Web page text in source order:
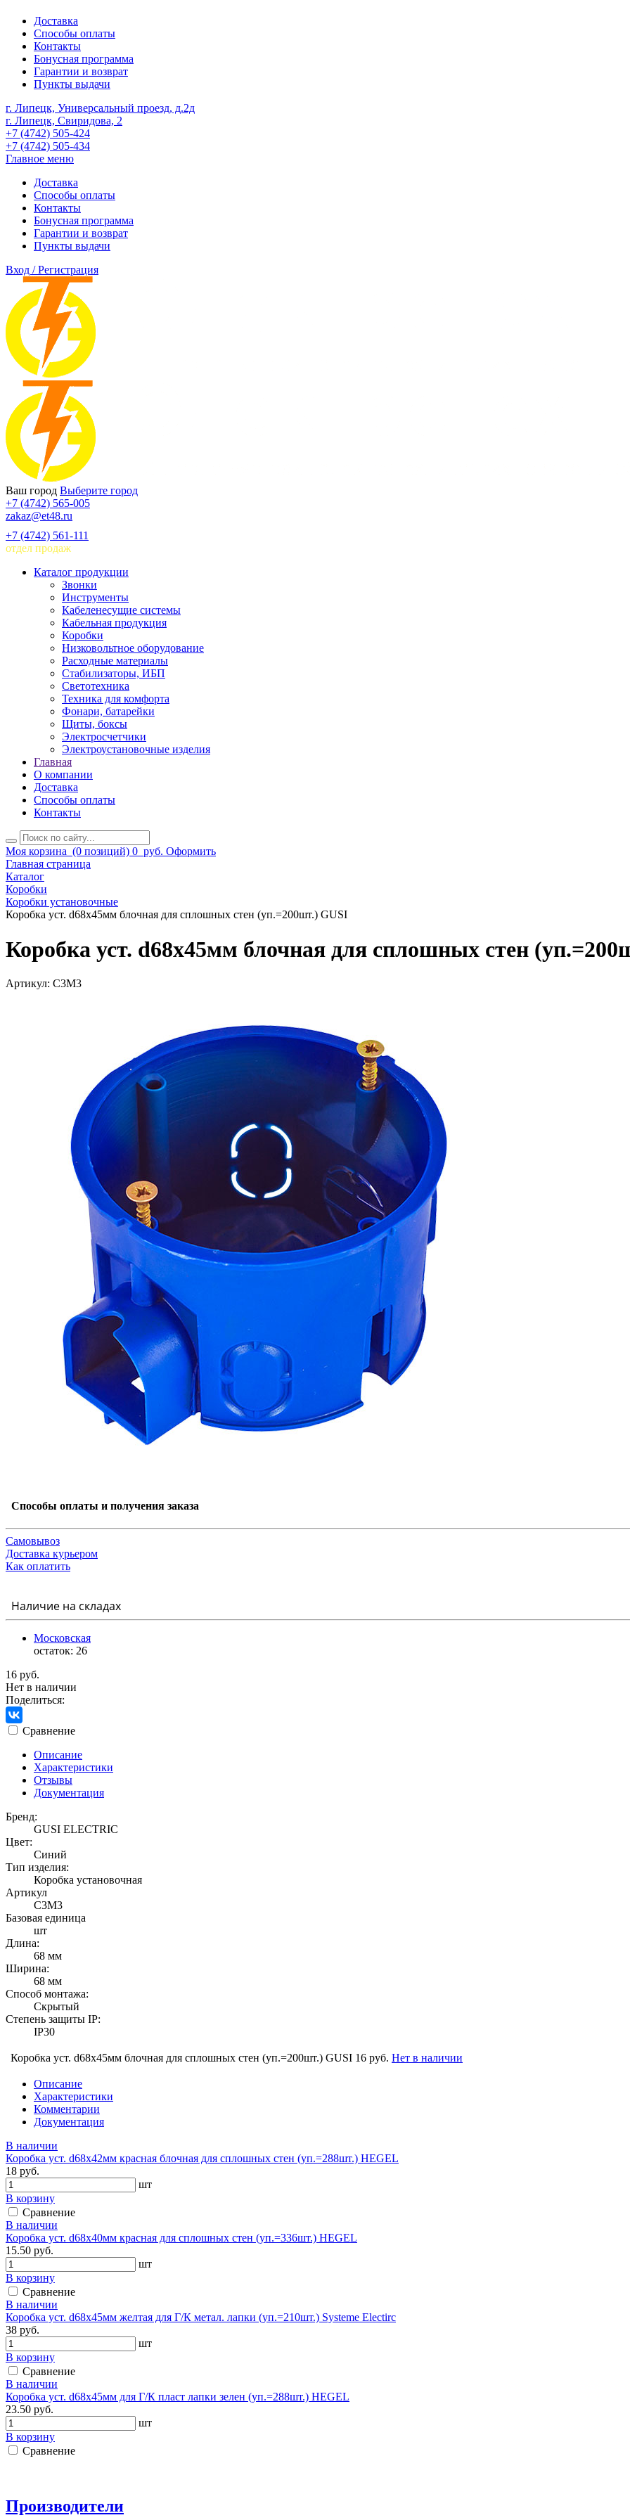
Доставка
Способы оплаты
Контакты
Бонусная программа
Гарантии и возврат
Пункты выдачи
г. Липецк, Универсальный проезд, д.2д
г. Липецк, Свиридова, 2
+7 (4742) 505-424
+7 (4742) 505-434
Главное меню
Доставка
Способы оплаты
Контакты
Бонусная программа
Гарантии и возврат
Пункты выдачи
Вход / Регистрация
Ваш город Выберите город
+7 (4742) 565-005
zakaz@et48.ru
+7 (4742) 561-111
отдел продаж
Каталог продукции
Звонки
Инструменты
Кабеленесущие системы
Кабельная продукция
Коробки
Низковольтное оборудование
Расходные материалы
Стабилизаторы, ИБП
Светотехника
Техника для комфорта
Фонари, батарейки
Щиты, боксы
Электросчетчики
Электроустановочные изделия
Главная
О компании
Доставка
Способы оплаты
Контакты
Моя корзина (0 позиций) 0 руб. Оформить
Главная страница
Каталог
Коробки
Коробки установочные
Коробка уст. d68х45мм блочная для сплошных стен (уп.=200шт.) GUSI
Коробка уст. d68х45мм блочная для сплошных стен
Артикул: С3М3
Способы оплаты и получения заказа
Самовывоз
Доставка курьером
Как оплатить
Наличие на складах
Московская
остаток: 26
16 руб.
Нет в наличии
Поделиться:
Сравнение
Описание
Характеристики
Отзывы
Документация
Бренд:
GUSI ELECTRIC
Цвет:
Синий
Тип изделия:
Коробка установочная
Артикул
С3М3
Базовая единица
шт
Длина:
68 мм
Ширина:
68 мм
Способ монтажа:
Скрытый
Степень защиты IP:
IP30
Коробка уст. d68х45мм блочная для сплошных стен (уп.=200шт.) GUSI 16 руб. Нет в наличии
Описание
Характеристики
Комментарии
Документация
В наличии
Коробка уст. d68х42мм красная блочная для сплошных стен (уп.=288шт.) HEGEL
18 руб.
шт
В корзину
Сравнение
В наличии
Коробка уст. d68х40мм красная для сплошных стен (уп.=336шт.) HEGEL
15.50 руб.
шт
В корзину
Сравнение
В наличии
Коробка уст. d68х45мм желтая для Г/К метал. лапки (уп.=210шт.) Systeme Electirc
38 руб.
шт
В корзину
Сравнение
В наличии
Коробка уст. d68х45мм для Г/К пласт лапки зелен (уп.=288шт.) HEGEL
23.50 руб.
шт
В корзину
Сравнение
Производители